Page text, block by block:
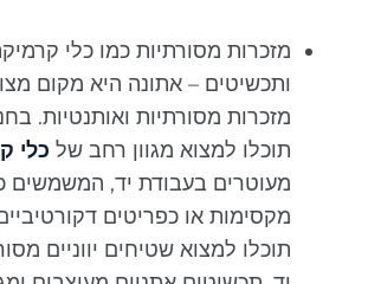
מזכרות מסורתיות כמו כלי
ותכשיטים – אתונה היא מקום
מזכרות מסורתיות ואותנטיות.
תוכלו למצוא מגוון רחב שלכלי
מעוטרים בעבודת יד, המשמשים
מקסימות או כפריטים דקורטיביים
תוכלו למצוא שטיחים יווניים